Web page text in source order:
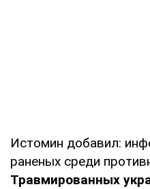
Истомин добавил:
раненых среди
Травмированных